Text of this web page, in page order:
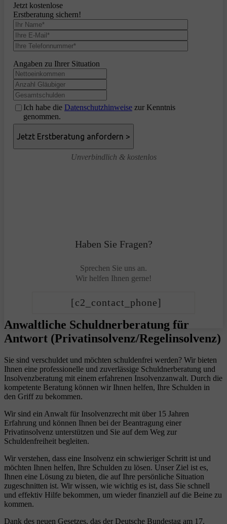
Jetzt kostenlose
Erstberatung sichern!
Angaben zu Ihrer Situation
Ich habe die Datenschutzhinweise zur Kenntnis
genommen.
Unverbindlich & kostenlos
Haben Sie Fragen?
Sprechen Sie uns an.
Wir helfen Ihnen gerne!
[c2_contact_phone]
Anwaltliche Schuldnerberatung für
Antwort (Privatinsolvenz/Regelinsolvenz)
Sie sind verschuldet und möchten schuldenfrei werden? Wir bieten
Ihnen eine professionelle und zuverlässige Schuldnerberatung und
Insolvenzberatung mit einem erfahrenen Insolvenzanwalt. Durch die
kompetente Beratung können wir Ihnen helfen, Ihre Schulden in
den Griff zu bekommen.
Wir sind ein Anwalt für Insolvenzrecht mit über 15 Jahren
Erfahrung und können Ihnen bei der Beantragung einer
Privatinsolvenz unterstützen und Sie auf dem Weg zur
Schuldenfreiheit begleiten.
Wir verstehen, dass eine Insolvenz ein schwieriger Schritt ist und
möchten Ihnen helfen, Ihre Schulden zu lösen. Unser Ziel ist es,
Ihnen eine Lösung zu bieten, die auf Ihre persönliche Situation
zugeschnitten ist. Wir wissen, wie wichtig es ist, dass Sie schnell
und effektiv Hilfe bekommen, um wieder finanziell auf die Beine zu
kommen.
Dank des neuen Gesetzes, das der Deutsche Bundestag am 17.